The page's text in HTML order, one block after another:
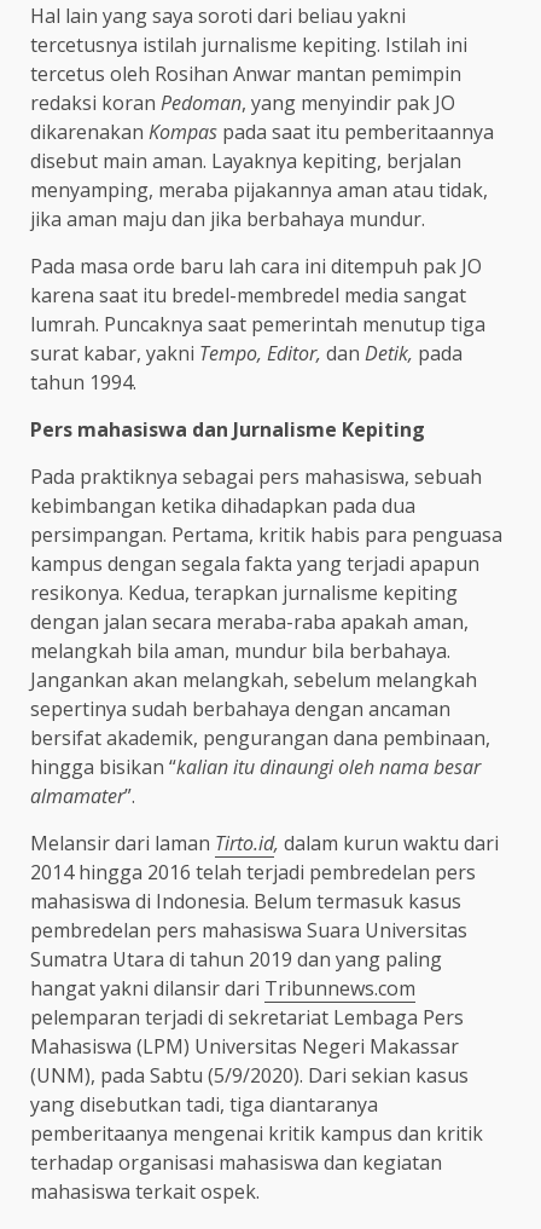
Hal lain yang saya soroti dari beliau yakni
tercetusnya istilah jurnalisme kepiting. Istilah ini
tercetus oleh Rosihan Anwar mantan pemimpin
redaksi koran Pedoman, yang menyindir pak JO
dikarenakan Kompas pada saat itu pemberitaannya
disebut main aman. Layaknya kepiting, berjalan
menyamping, meraba pijakannya aman atau tidak,
jika aman maju dan jika berbahaya mundur.
Pada masa orde baru lah cara ini ditempuh pak JO
karena saat itu bredel-membredel media sangat
lumrah. Puncaknya saat pemerintah menutup tiga
surat kabar, yakni Tempo, Editor, dan Detik, pada
tahun 1994.
Pers mahasiswa dan Jurnalisme Kepiting
Pada praktiknya sebagai pers mahasiswa, sebuah
kebimbangan ketika dihadapkan pada dua
persimpangan. Pertama, kritik habis para penguasa
kampus dengan segala fakta yang terjadi apapun
resikonya. Kedua, terapkan jurnalisme kepiting
dengan jalan secara meraba-raba apakah aman,
melangkah bila aman, mundur bila berbahaya.
Jangankan akan melangkah, sebelum melangkah
sepertinya sudah berbahaya dengan ancaman
bersifat akademik, pengurangan dana pembinaan,
hingga bisikan “kalian itu dinaungi oleh nama besar
almamater”.
Melansir dari laman Tirto.id, dalam kurun waktu dari
2014 hingga 2016 telah terjadi pembredelan pers
mahasiswa di Indonesia. Belum termasuk kasus
pembredelan pers mahasiswa Suara Universitas
Sumatra Utara di tahun 2019 dan yang paling
hangat yakni dilansir dari Tribunnews.com
pelemparan terjadi di sekretariat Lembaga Pers
Mahasiswa (LPM) Universitas Negeri Makassar
(UNM), pada Sabtu (5/9/2020). Dari sekian kasus
yang disebutkan tadi, tiga diantaranya
pemberitaanya mengenai kritik kampus dan kritik
terhadap organisasi mahasiswa dan kegiatan
mahasiswa terkait ospek.